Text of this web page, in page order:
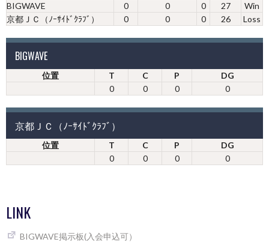
BIGWAVE
0 0 0 27
Win
京都ＪＣ（ﾉｰｻｲﾄﾞｸﾗﾌﾞ）
0 0 0 26 Loss
BIGWAVE
位置 T C P
DG
0
0 0 0
京都ＪＣ（ﾉｰｻｲﾄﾞｸﾗﾌﾞ）
位置 T C P
DG
0
0 0 0
LINK
BIGWAVE掲示板(入会申込可）